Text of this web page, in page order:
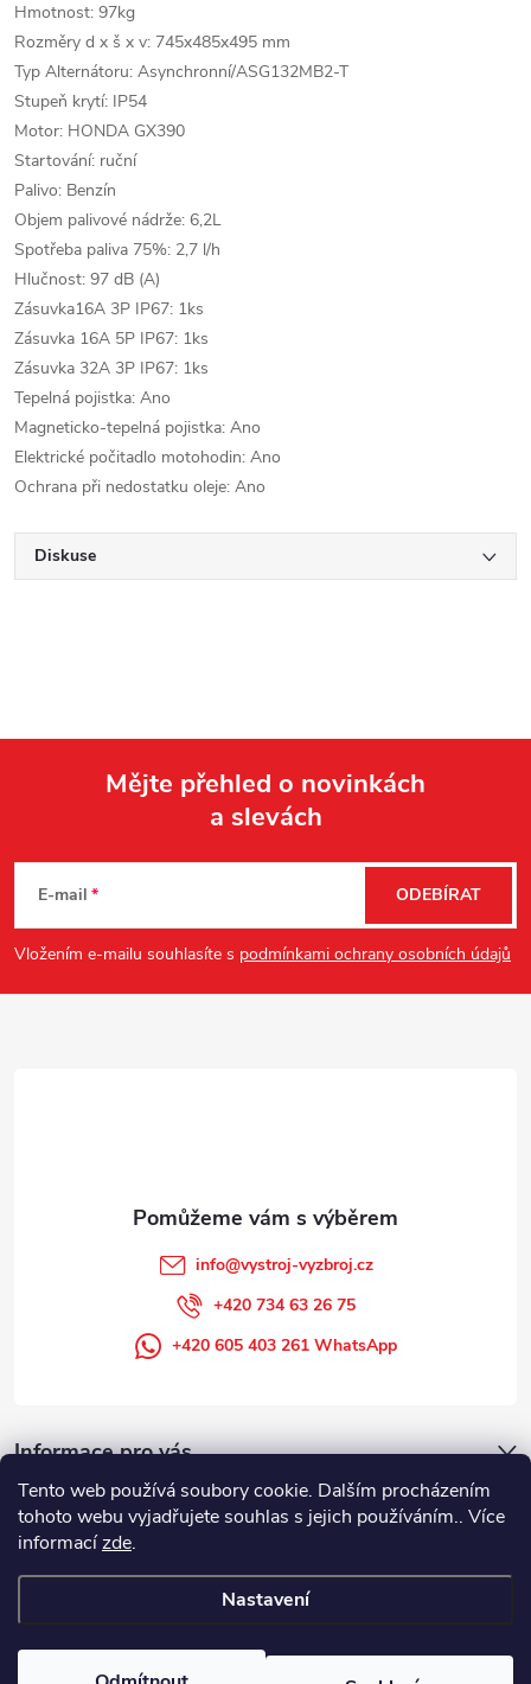
Tento web používá soubory cookie. Dalším procházením
tohoto webu vyjadřujete souhlas s jejich používáním.. Více
informacízde.
Nastavení
Hmotnost: 97kg
Rozměry d x š x v: 745x485x495 mm
Typ Alternátoru: Asynchronní/ASG132MB2-T
Stupeň krytí: IP54
Motor: HONDA GX390
Startování: ruční
Palivo: Benzín
Objem palivové nádrže: 6,2L
Spotřeba paliva 75%: 2,7 l/h
Hlučnost: 97 dB (A)
Zásuvka16A 3P IP67: 1ks
Zásuvka 16A 5P IP67: 1ks
Zásuvka 32A 3P IP67: 1ks
Tepelná pojistka: Ano
Magneticko-tepelná pojistka: Ano
Elektrické počitadlo motohodin: Ano
Ochrana při nedostatku oleje: Ano
Diskuse
p
a
Mějte přehled o novinkách
a slevách
E-mail
Vložením e-mailu souhlasíte s podmínkami ochrany osobních údajů
ODEBÍRAT
Informace pro vás
info@vystroj-vyzbroj.cz
+420 734 63 26 75
+420 605 403 261 WhatsApp
Copyright 2026
. Všechna práva vyhrazena.